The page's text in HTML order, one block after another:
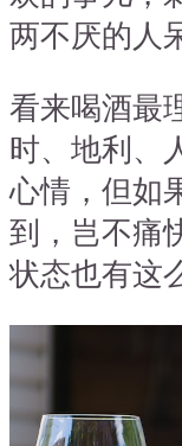
两不厌的人
看来喝酒最
时、地利、
心情，但如
到，岂不痛
状态也有这